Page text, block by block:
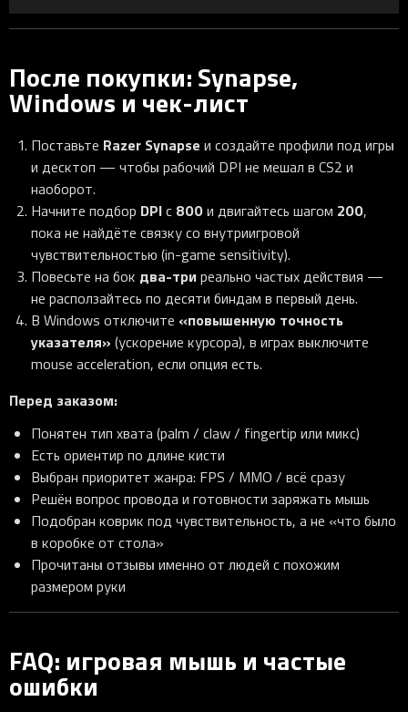
После покупки: Synapse,
Windows и чек-лист
Поставьте Razer Synapse и создайте профили под игры
и десктоп — чтобы рабочий DPI не мешал в CS2 и
наоборот.
Начните подбор DPIс 800и двигайтесь шагом 200,
пока не найдёте связку со внутриигровой
чувствительностью (in-game sensitivity).
Повесьте на бок два-триреально частых действия —
не расползайтесь по десяти биндам в первый день.
В Windows отключите «повышенную точность
указателя» (ускорение курсора), в играх выключите
mouse acceleration, если опция есть.
Перед заказом:
Понятен тип хвата (palm / claw / fingertip или микс)
Есть ориентир по длине кисти
Выбран приоритет жанра: FPS / MMO / всё сразу
Решён вопрос провода и готовности заряжать мышь
Подобран коврик под чувствительность, а не «что было
в коробке от стола»
Прочитаны отзывы именно от людей с похожим
размером руки
FAQ: игровая мышь и частые
ошибки